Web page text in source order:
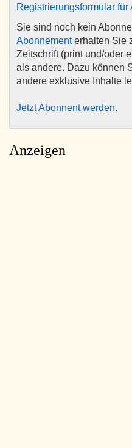
Registrierungsformular für
Sie sind noch kein
Abonnementerhalten Sie
Zeitschrift (print und/oder
als andere. Dazu können
andere exklusive Inhalte
Jetzt Abonnent werden.
Anzeigen